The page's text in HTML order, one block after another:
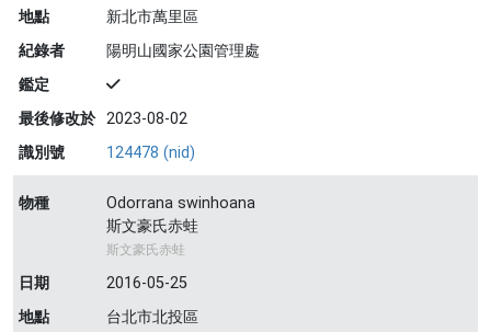
地點
新北市萬里區
紀錄者
陽明山國家公園管理處
鑑定
最後修改於 2023-08-02
識別號
124478 (nid)
物種
Odorrana swinhoana
斯文豪氏赤蛙
斯文豪氏赤蛙
日期
2016-05-25
地點
台北市北投區